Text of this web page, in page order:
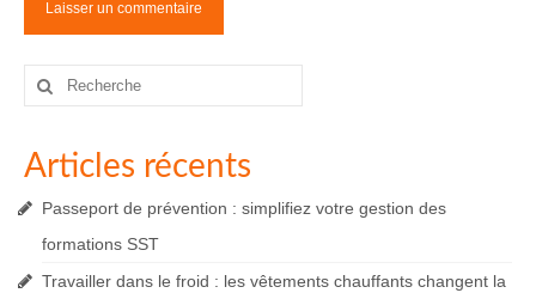
Rechercher
Articles récents
Passeport de prévention : simplifiez votre gestion des
formations SST
Travailler dans le froid : les vêtements chauffants changent la